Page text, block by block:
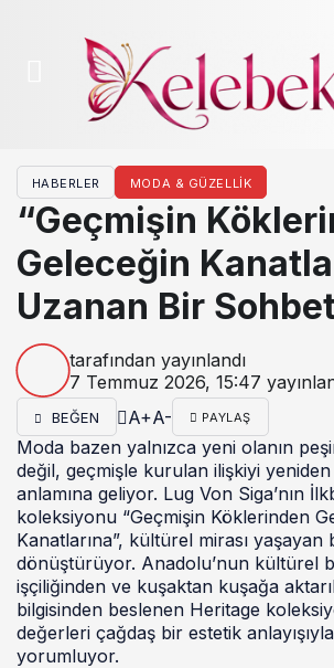
HABERLER MODA & GÜZELLIK
“Geçmişin
Geleceğin
Uzanan Bir
tarafından yayınlandı
7 Temmuz 2026, 15:47
BEĞEN A+A- PAYLAŞ
Moda bazen yalnızca yeni olanın
değil, geçmişle kurulan ilişkiyi
anlamına geliyor. Lug Von Siga’nın
koleksiyonu “Geçmişin Köklerinden
Kanatlarına”, kültürel mirası yaşayan
dönüştürüyor. Anadolu’nun kültürel
işçiliğinden ve kuşaktan kuşağa
bilgisinden beslenen Heritage
değerleri çağdaş bir estetik
yorumluyor.